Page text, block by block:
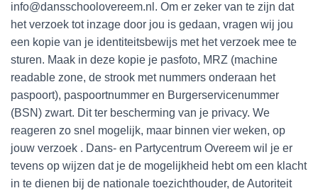
info@dansschoolovereem.nl. Om er zeker van te zijn dat
het verzoek tot inzage door jou is gedaan, vragen wij jou
een kopie van je identiteitsbewijs met het verzoek mee te
sturen. Maak in deze kopie je pasfoto, MRZ (machine
readable zone, de strook met nummers onderaan het
paspoort), paspoortnummer en Burgerservicenummer
(BSN) zwart. Dit ter bescherming van je privacy. We
reageren zo snel mogelijk, maar binnen vier weken, op
jouw verzoek . Dans- en Partycentrum Overeem wil je er
tevens op wijzen dat je de mogelijkheid hebt om een klacht
in te dienen bij de nationale toezichthouder, de Autoriteit